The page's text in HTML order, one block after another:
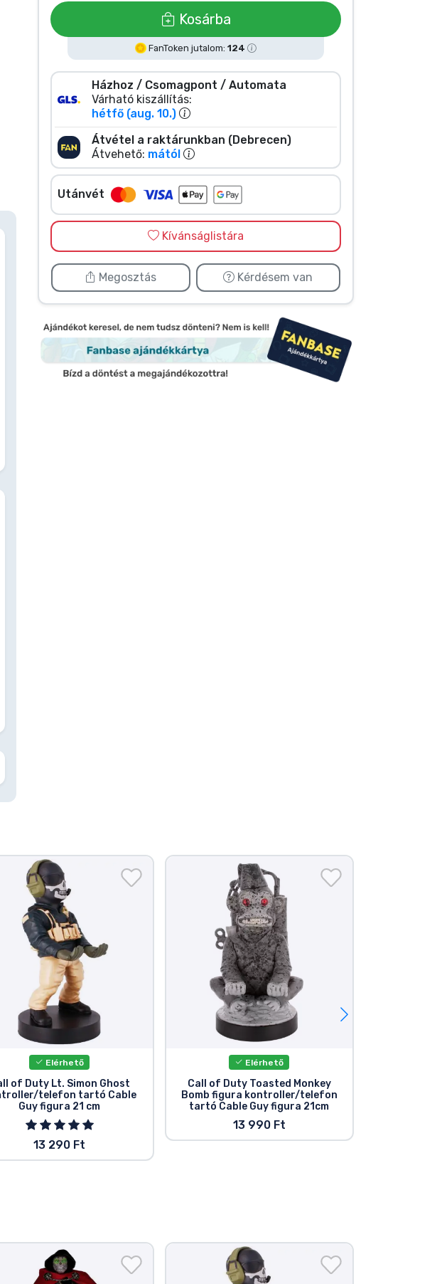
Kosárba
FanToken jutalom: 124
Házhoz / Csomagpont / Automata
Várható kiszállítás:
hétfő (aug. 10.)
Átvétel a raktárunkban (Debrecen)
Átvehető: mától
Utánvét
Kívánságlistára
Megosztás Kérdésem van
Elérhető
of Duty Lt. Simon Ghost
telefon tartó Cable
Guy figura 21 cm
13 290 Ft
Elérhető
Call of Duty Toasted Monkey
Bomb figura kontroller/telefon
tartó Cable Guy figura 21cm
13 990 Ft